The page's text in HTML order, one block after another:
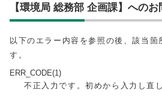
【環境局 総務部 企画課】へのお
以下のエラー内容を参照の後、該当箇
す。
ERR_CODE(1)
不正入力です。初めから入力し直